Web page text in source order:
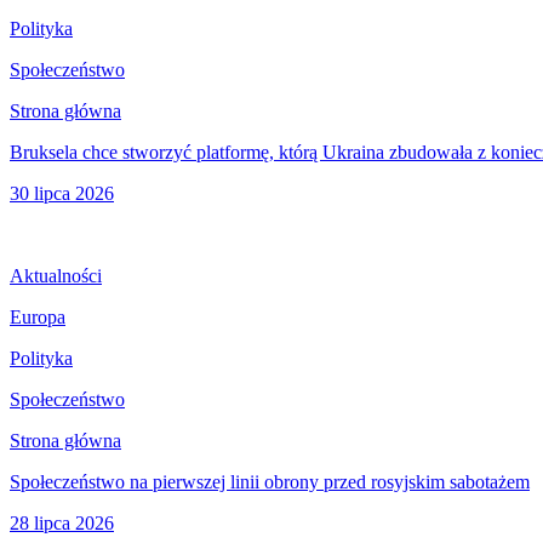
Polityka
Społeczeństwo
Strona główna
Bruksela chce stworzyć platformę, którą Ukraina zbudowała z
30 lipca 2026
Aktualności
Europa
Polityka
Społeczeństwo
Strona główna
Społeczeństwo na pierwszej linii obrony przed rosyjskim sabotażem
28 lipca 2026